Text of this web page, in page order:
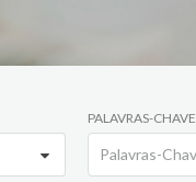
PALAVRAS-CHAVE